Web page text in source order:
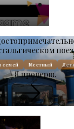
семей Местный
Я проверю.